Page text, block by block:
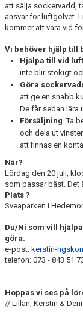
att sälja sockervadd,
ansvar för luftgolvet.
kommer att vara vid
Vi behöver hjälp till
Hjälpa till vid
inte blir stökigt
Göra
att ge en snabb
De får sedan lära
Försäljning. Ta
och dela ut
att finnas en
När?
Lördag den 20 juli,
som passar bäst. Det
Plats ?
Sveaparken i
Du/Ni som vill
göra.
e-post: kerstin-
telefon: 073 - 843 51
Hoppas vi ses på
// Lillan, Kerstin &